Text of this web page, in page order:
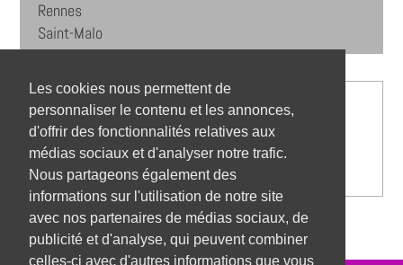
Les cookies nous permettent de
personnaliser le contenu et les annonces,
d'offrir des fonctionnalités relatives aux
médias sociaux et d'analyser notre trafic.
Nous partageons également des
informations sur l'utilisation de notre site
avec nos partenaires de médias sociaux, de
publicité et d'analyse, qui peuvent combiner
celles-ci avec d'autres informations que vous
Rennes
Saint-Malo